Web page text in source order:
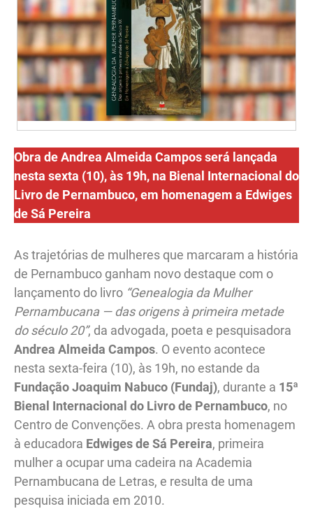
Obra de Andrea Almeida Campos será lançada
nesta sexta (10), às 19h, na Bienal Internacional do
Livro de Pernambuco, em homenagem a Edwiges
de Sá Pereira
As trajetórias de mulheres que marcaram a história
de Pernambuco ganham novo destaque com o
lançamento do livro “Genealogia da Mulher
Pernambucana — das origens à primeira metade
do século 20”, da advogada, poeta e pesquisadora
Andrea Almeida Campos. O evento acontece
nesta sexta-feira (10), às 19h, no estande da
Fundação Joaquim Nabuco (Fundaj), durante a 15ª
Bienal Internacional do Livro de Pernambuco, no
Centro de Convenções. A obra presta homenagem
à educadora Edwiges de Sá Pereira, primeira
mulher a ocupar uma cadeira na Academia
Pernambucana de Letras, e resulta de uma
pesquisa iniciada em 2010.